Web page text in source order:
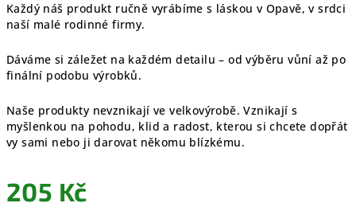
Každý náš produkt ručně vyrábíme s láskou v Opavě, v srdci
naší malé rodinné firmy.
Dáváme si záležet na každém detailu – od výběru vůní až po
finální podobu výrobků.
Naše produkty nevznikají ve velkovýrobě. Vznikají s
myšlenkou na pohodu, klid a radost, kterou si chcete dopřát
vy sami nebo ji darovat někomu blízkému.
205 Kč